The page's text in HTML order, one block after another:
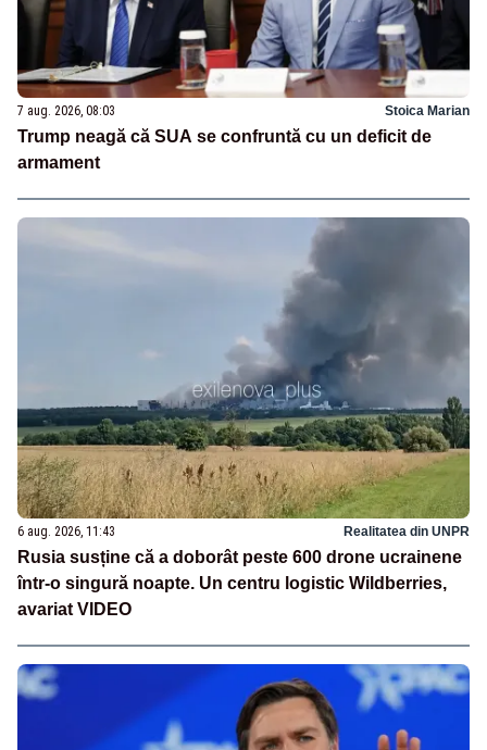
7 aug. 2026, 08:03 Stoica Marian
Trump neagă că SUA se confruntă cu un deficit de
armament
6 aug. 2026, 11:43 Realitatea din UNPR
Rusia susține că a doborât peste 600 drone ucrainene
într-o singură noapte. Un centru logistic Wildberries,
avariat VIDEO